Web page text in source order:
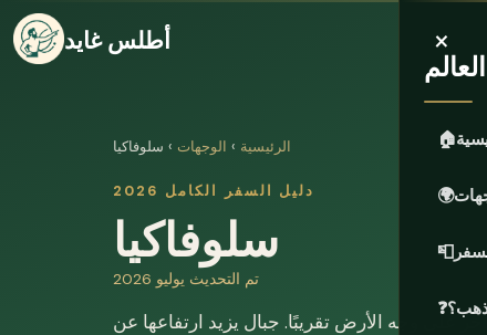
أطلس غايد ×
🏠
🌍
📮
❓
الرئيسية › الوجهات › سلوفاكيا
دليل السفر الكامل 2026
سلوفاكيا
تم التحديث يوليو 2026
على وجه الأرض تقريبًا. جبال يزيد ارتفاعها عن